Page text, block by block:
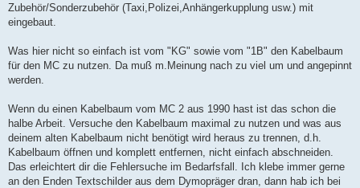
Zubehör/Sonderzubehör (Taxi,Polizei,Anhängerkupplung usw.) mit
eingebaut.
Was hier nicht so einfach ist vom "KG" sowie vom "1B" den Kabelbaum
für den MC zu nutzen. Da muß m.Meinung nach zu viel um und angepinnt
werden.
Wenn du einen Kabelbaum vom MC 2 aus 1990 hast ist das schon die
halbe Arbeit. Versuche den Kabelbaum maximal zu nutzen und was aus
deinem alten Kabelbaum nicht benötigt wird heraus zu trennen, d.h.
Kabelbaum öffnen und komplett entfernen, nicht einfach abschneiden.
Das erleichtert dir die Fehlersuche im Bedarfsfall. Ich klebe immer gerne
an den Enden Textschilder aus dem Dymopräger dran, dann hab ich bei